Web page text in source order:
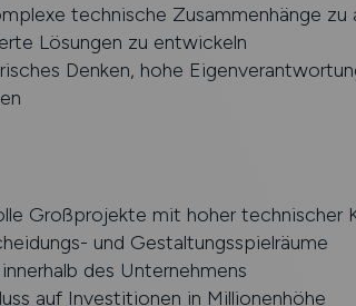
technische Zusammenhänge zu
Lösungen zu entwickeln
Denken, hohe
Großprojekte mit hoher technischer
und Gestaltungsspielräume
des Unternehmens
auf Investitionen in Millionenhöhe